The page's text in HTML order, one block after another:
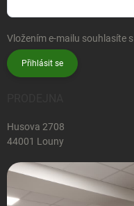
Vložením e-mailu souhlasíte s
Přihlásit se
Husova 2708
44001 Louny